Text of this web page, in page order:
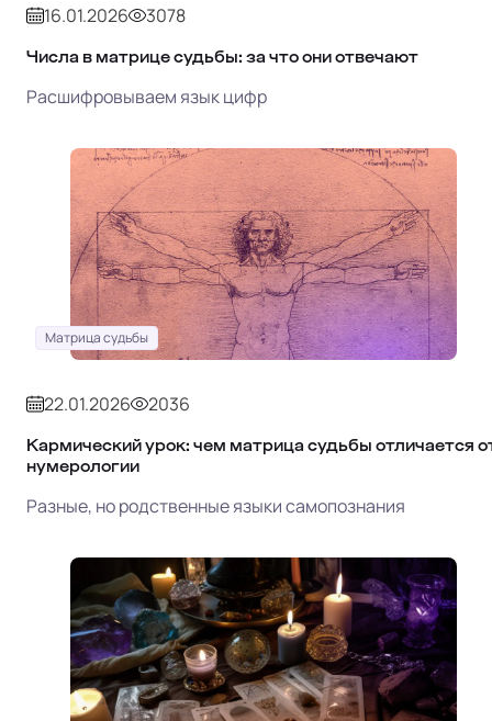
16.01.2026 3078
Числа в матрице судьбы: за что они отвечают
Расшифровываем язык цифр
Матрица судьбы
22.01.2026 2036
Кармический урок: чем матрица судьбы отличается
нумерологии
Разные, но родственные языки самопознания